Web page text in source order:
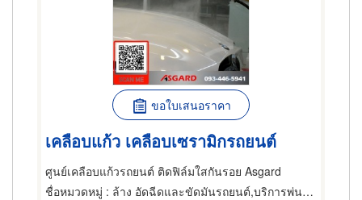
ขอใบเสนอราคา
เคลือบแก้ว เคลือบเซรามิกรถยนต์
ศูนย์เคลือบแก้วรถยนต์ ติดฟิล์มใสกันรอย Asgard
ชื่อหมวดหมู่ : ล้าง อัดฉีดและขัดมันรถยนต์,บริการพ่นน้ำยา เคลือบกันสนิมรถยนต์,ฟิล์มกรองแสงรถยนต์